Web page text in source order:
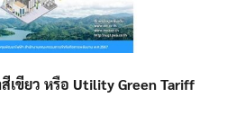
เขียว หรือ Utility Green Tariff